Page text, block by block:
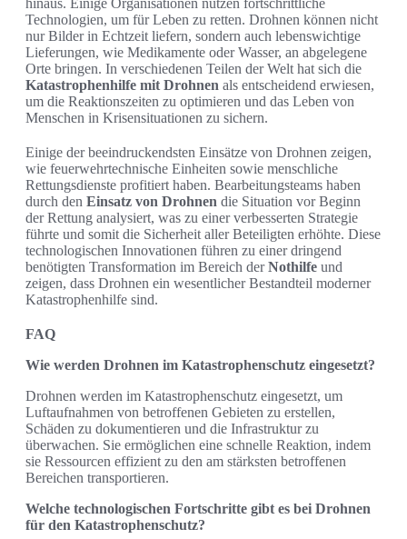
Technologien, um für Leben zu retten. Drohnen können nicht
nur Bilder in Echtzeit liefern, sondern auch lebenswichtige
Lieferungen, wie Medikamente oder Wasser, an abgelegene
Orte bringen. In verschiedenen Teilen der Welt hat sich die
Katastrophenhilfe mit Drohnen als entscheidend erwiesen,
um die Reaktionszeiten zu optimieren und das Leben von
Menschen in Krisensituationen zu sichern.
Einige der beeindruckendsten Einsätze von Drohnen zeigen,
wie feuerwehrtechnische Einheiten sowie menschliche
Rettungsdienste profitiert haben. Bearbeitungsteams haben
durch den Einsatz von Drohnen die Situation vor Beginn
der Rettung analysiert, was zu einer verbesserten Strategie
führte und somit die Sicherheit aller Beteiligten erhöhte. Diese
technologischen Innovationen führen zu einer dringend
benötigten Transformation im Bereich derNothilfe und
zeigen, dass Drohnen ein wesentlicher Bestandteil moderner
Katastrophenhilfe sind.
FAQ
Wie werden Drohnen im Katastrophenschutz eingesetzt?
Drohnen werden im Katastrophenschutz eingesetzt, um
Luftaufnahmen von betroffenen Gebieten zu erstellen,
Schäden zu dokumentieren und die Infrastruktur zu
überwachen. Sie ermöglichen eine schnelle Reaktion, indem
sie Ressourcen effizient zu den am stärksten betroffenen
Bereichen transportieren.
Welche technologischen Fortschritte gibt es bei Drohnen
für den Katastrophenschutz?